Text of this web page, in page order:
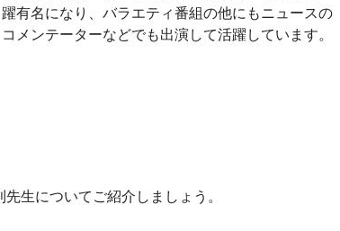
躍有名になり、バラエティ番組の他にもニュースの
コメンテーターなどでも出演して活躍しています。
生についてご紹介しましょう。